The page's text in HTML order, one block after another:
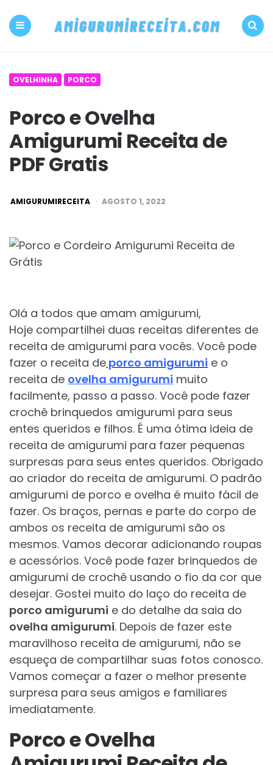
500+
Amigurumi
receita
grátis
OVELHINHA PORCO
Porco e Ovelha
Amigurumi Receita de
PDF Gratis
POSTED
BY
AMIGURUMIRECEITA AGOSTO 1, 2022
Olá a todos que amam amigurumi,
Hoje compartilhei duas receitas diferentes de
receita de amigurumi para vocês. Você pode
fazer o receita de porco amigurumi e o
receita de ovelha amigurumi muito
facilmente, passo a passo. Você pode fazer
crochê brinquedos amigurumi para seus
entes queridos e filhos. É uma ótima ideia de
receita de amigurumi para fazer pequenas
surpresas para seus entes queridos. Obrigado
ao criador do receita de amigurumi. O padrão
amigurumi de porco e ovelha é muito fácil de
fazer. Os braços, pernas e parte do corpo de
ambos os receita de amigurumi são os
mesmos. Vamos decorar adicionando roupas
e acessórios. Você pode fazer brinquedos de
amigurumi de crochê usando o fio da cor que
desejar. Gostei muito do laço do receita de
porco amigurumi e do detalhe da saia do
ovelha amigurumi. Depois de fazer este
maravilhoso receita de amigurumi, não se
esqueça de compartilhar suas fotos conosco.
Vamos começar a fazer o melhor presente
surpresa para seus amigos e familiares
imediatamente.
Porco e Ovelha